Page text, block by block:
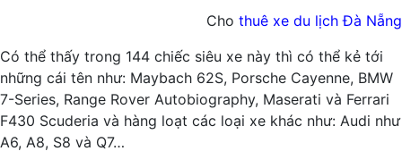
Cho thuê xe du lịch Đà Nẵng
Có thể thấy trong 144 chiếc siêu xe này thì có thể kẻ tới
những cái tên như: Maybach 62S, Porsche Cayenne, BMW
7-Series, Range Rover Autobiography, Maserati và Ferrari
F430 Scuderia và hàng loạt các loại xe khác như: Audi như
A6, A8, S8 và Q7…